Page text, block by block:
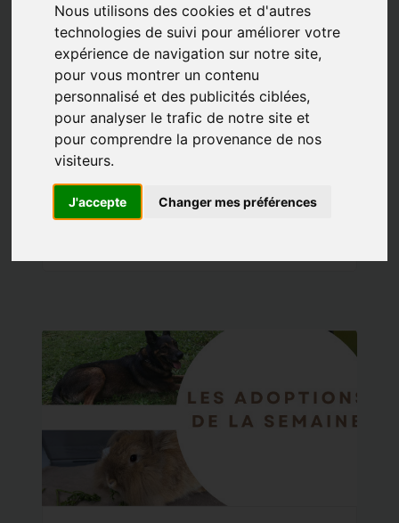
Nous utilisons des cookies et d'autres
technologies de suivi pour améliorer votre
expérience de navigation sur notre site,
pour vous montrer un contenu
personnalisé et des publicités ciblées,
pour analyser le trafic de notre site et
pour comprendre la provenance de nos
visiteurs.
J'accepte Changer mes préférences
Adoptions de la
semaine du 20 au 26
juillet 2026
25/07/2026 | Posté par Catherine | Mots clés: adoption
Adoptions chats
Adoptions chiens
Adoptions NAC
Adoptions de la semaine
Les statistiques ne sont pas nos amies.
...
En lire plus